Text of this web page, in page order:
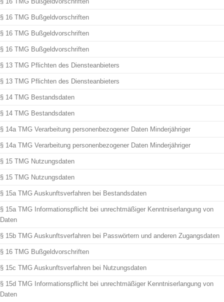
§ 16 TMG Bußgeldvorschriften
§ 16 TMG Bußgeldvorschriften
§ 16 TMG Bußgeldvorschriften
§ 13 TMG Pflichten des Diensteanbieters
§ 13 TMG Pflichten des Diensteanbieters
§ 14 TMG Bestandsdaten
§ 14 TMG Bestandsdaten
§ 14a TMG Verarbeitung personenbezogener Daten Minderjähriger
§ 14a TMG Verarbeitung personenbezogener Daten Minderjähriger
§ 15 TMG Nutzungsdaten
§ 15 TMG Nutzungsdaten
§ 15a TMG Auskunftsverfahren bei Bestandsdaten
§ 15a TMG Informationspflicht bei unrechtmäßiger Kenntniserlangung von
Daten
§ 15b TMG Auskunftsverfahren bei Passwörtern und anderen Zugangsdaten
§ 16 TMG Bußgeldvorschriften
§ 15c TMG Auskunftsverfahren bei Nutzungsdaten
§ 15d TMG Informationspflicht bei unrechtmäßiger Kenntniserlangung von
Daten